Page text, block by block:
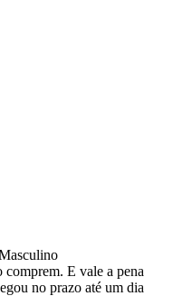
E vale a pena
no prazo até um dia